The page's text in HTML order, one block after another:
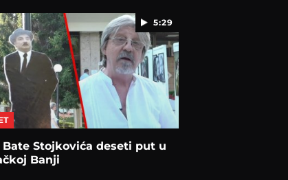
5:29
Bate Stojkovića deseti put u
Banji